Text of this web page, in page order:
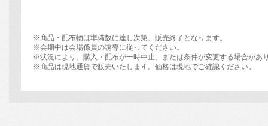
※商品・配布物は準備数に達し次第、販売終了となります。
※会期中は会場係員の誘導に従ってください。
※状況により、購入・配布が一時中止、または条件が変更する場合があ
※商品は現地通貨で販売いたします。価格は現地でご確認ください。